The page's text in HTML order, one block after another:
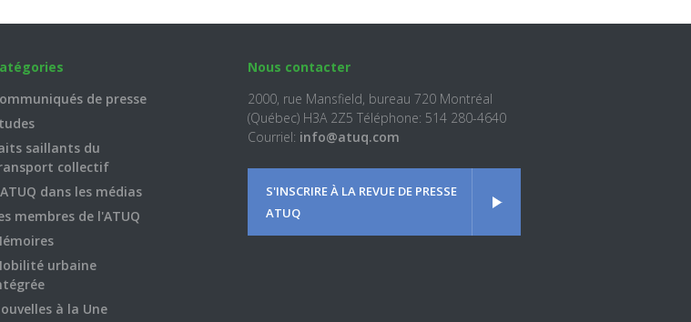
de presse
saillants du
collectif
dans les médias
membres de l'ATUQ
urbaine
à la Une
Nous contacter
2000, rue Mansfield, bureau 720 Montréal
(Québec) H3A 2Z5 Téléphone: 514 280-4640
Courriel: info@atuq.com
S'INSCRIRE À LA REVUE DE PRESSE
ATUQ